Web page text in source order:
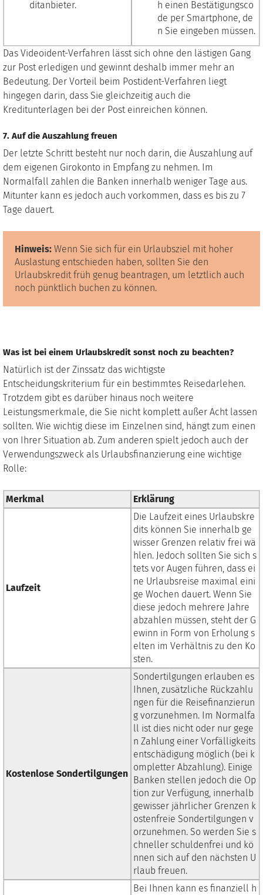
ditanbieter.
h einen Bestätigungsco
de per Smartphone, de
n Sie eingeben müssen.
Das Videoident-Verfahren lässt sich ohne den lästigen Gang
zur Post erledigen und gewinnt deshalb immer mehr an
Bedeutung. Der Vorteil beim Postident-Verfahren liegt
hingegen darin, dass Sie gleichzeitig auch die
Kreditunterlagen bei der Post einreichen können.
7. Auf die Auszahlung freuen
Der letzte Schritt besteht nur noch darin, die Auszahlung auf
dem eigenen Girokonto in Empfang zu nehmen. Im
Normalfall zahlen die Banken innerhalb weniger Tage aus.
Mitunter kann es jedoch auch vorkommen, dass es bis zu 7
Tage dauert.
Hinweis: Wenn Sie sich für ein Urlaubsziel mit hoher
Auslastung entschieden haben, sollten Sie den
Urlaubskredit früh genug beantragen, um letztlich auch
noch pünktlich buchen zu können.
Was ist bei einem Urlaubskredit sonst noch zu beachten?
Natürlich ist der Zinssatz das wichtigste
Entscheidungskriterium für ein bestimmtes Reisedarlehen.
Trotzdem gibt es darüber hinaus noch weitere
Leistungsmerkmale, die Sie nicht komplett außer Acht lassen
sollten. Wie wichtig diese im Einzelnen sind, hängt zum einen
von Ihrer Situation ab. Zum anderen spielt jedoch auch der
Verwendungszweck als Urlaubsfinanzierung eine wichtige
Rolle:
Merkmal Erklärung
Laufzeit
Die Laufzeit eines Urlaubskre
dits können Sie innerhalb ge
wisser Grenzen relativ frei wä
hlen. Jedoch sollten Sie sich s
tets vor Augen führen, dass ei
ne Urlaubsreise maximal eini
ge Wochen dauert. Wenn Sie
diese jedoch mehrere Jahre
abzahlen müssen, steht der G
ewinn in Form von Erholung s
elten im Verhältnis zu den Ko
sten.
Kostenlose Sondertilgungen
Sondertilgungen erlauben es
Ihnen, zusätzliche Rückzahlu
ngen für die Reisefinanzierun
g vorzunehmen. Im Normalfa
ll ist dies nicht oder nur gege
n Zahlung einer Vorfälligkeits
entschädigung möglich (bei k
ompletter Abzahlung). Einige
Banken stellen jedoch die Op
tion zur Verfügung, innerhalb
gewisser jährlicher Grenzen k
ostenfreie Sondertilgungen v
orzunehmen. So werden Sie s
chneller schuldenfrei und kö
nnen sich auf den nächsten U
rlaub freuen.
Bei Ihnen kann es finanziell h